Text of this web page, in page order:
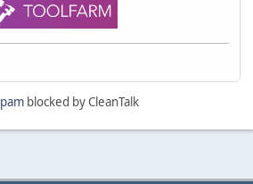
blocked by CleanTalk